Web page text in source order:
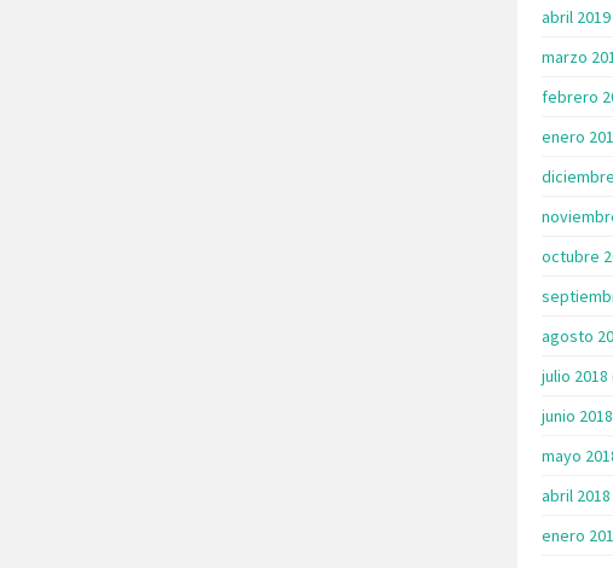
abril 2019
marzo
febrero
enero
octubre
agosto
julio 2018
junio 2018
mayo
abril 2018
enero